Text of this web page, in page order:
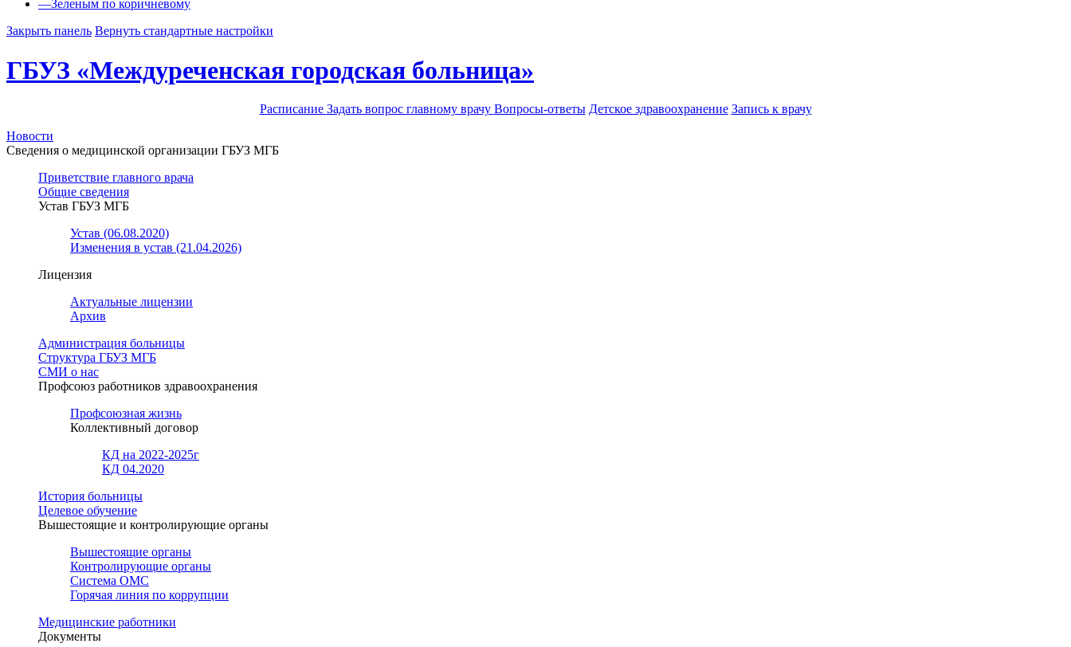
—Зеленым по коричневому
Закрыть панель Вернуть стандартные настройки
ГБУЗ «Междуреченская городская больница»
Расписание Задать вопрос главному врачу Вопросы-ответы Детское здравоохранение Запись к врачу
Новости
Сведения о медицинской организации ГБУЗ МГБ
Приветствие главного врача
Общие сведения
Устав ГБУЗ МГБ
Устав (06.08.2020)
Изменения в устав (21.04.2026)
Лицензия
Актуальные лицензии
Архив
Администрация больницы
Структура ГБУЗ МГБ
СМИ о нас
Профсоюз работников здравоохранения
Профсоюзная жизнь
Коллективный договор
КД на 2022-2025г
КД 04.2020
История больницы
Целевое обучение
Вышестоящие и контролирующие органы
Вышестоящие органы
Контролирующие органы
Система ОМС
Горячая линия по коррупции
Медицинские работники
Документы